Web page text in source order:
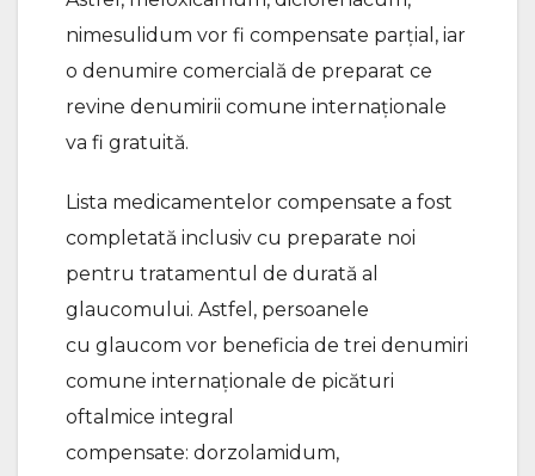
nimesulidum vor fi compensate parțial, iar
o denumire comercială de preparat ce
revine denumirii comune internaționale
va fi gratuită.
Lista medicamentelor compensate a fost
completată inclusiv cu preparate noi
pentru tratamentul de durată al
glaucomului. Astfel, persoanele
cu glaucom vor beneficia de trei denumiri
comune internaționale de picături
oftalmice integral
compensate: dorzolamidum,